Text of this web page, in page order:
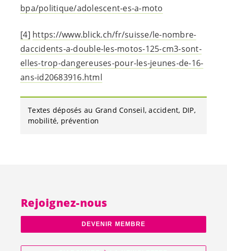
bpa/politique/adolescent-es-a-moto
[4] https://www.blick.ch/fr/suisse/le-nombre-
daccidents-a-double-les-motos-125-cm3-sont-
elles-trop-dangereuses-pour-les-jeunes-de-16-
ans-id20683916.html
Textes déposés au Grand Conseil accident DIP
mobilité prévention
Rejoignez-nous
DEVENIR MEMBRE